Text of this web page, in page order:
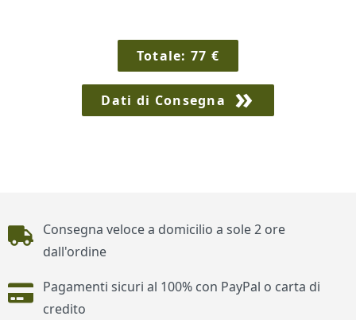
Totale:77 €
Dati di Consegna
Piè di pagina
Consegna veloce a domicilio a sole 2 ore
dall'ordine
Pagamenti sicuri al 100% con PayPal o carta di
credito